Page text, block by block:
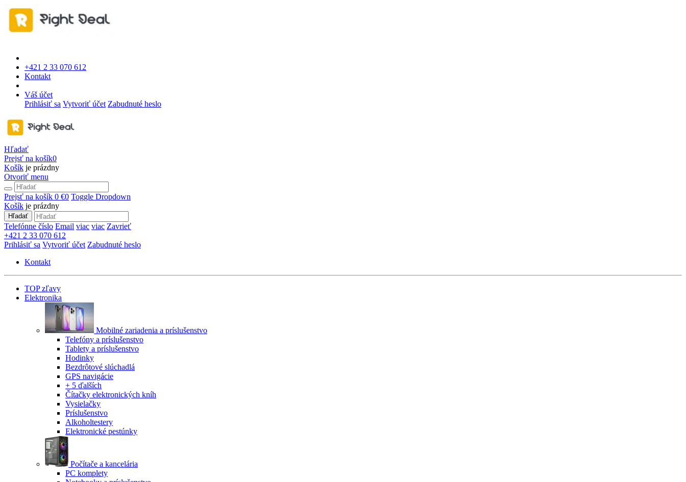
+421 2 33 070 612
Kontakt
Váš účet
Prihlásiť sa Vytvoriť účet Zabudnuté heslo
Hľadať
Prejsť na košík0
Košík je prázdny
Otvoriť menu
Prejsť na košík 0 €0 Toggle Dropdown
Košík je prázdny
Hľadať
Telefónne číslo Email viac viac Zavrieť
+421 2 33 070 612
Prihlásiť sa Vytvoriť účet Zabudnuté heslo
Kontakt
TOP zľavy
Elektronika
Mobilné zariadenia a príslušenstvo
Telefóny a príslušenstvo
Tablety a príslušenstvo
Hodinky
Bezdrôtové slúchadlá
GPS navigácie
+ 5 ďalších
Čítačky elektronických kníh
Vysielačky
Príslušenstvo
Alkoholtestery
Elektronické pestúnky
Počítače a kancelária
PC komplety